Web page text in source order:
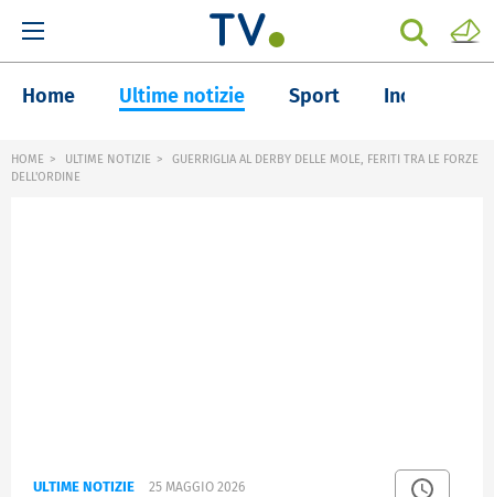
Home Ultime notizie Sport Inchieste
HOME ULTIME NOTIZIE
GUERRIGLIA AL DERBY DELLE MOLE, FERITI TRA LE FORZE
DELL'ORDINE
ULTIME NOTIZIE 25 MAGGIO 2026